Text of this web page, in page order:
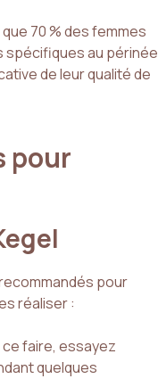
70 % des femmes
spécifiques au périnée
de leur qualité de
pour
pour
réaliser :
ce faire, essayez
quelques